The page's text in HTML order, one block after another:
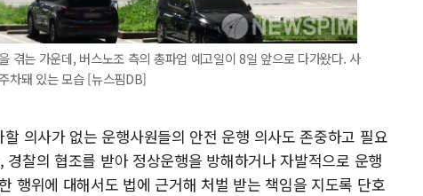
겪는 가운데, 버스노조 측의 총파업 예고일이 8일 앞으로 다가왔다. 사
차돼 있는 모습 [뉴스핌DB]
의사가 없는 운행사원들의 안전 운행 의사도 존중하고 필요
찰의 협조를 받아 정상운행을 방해하거나 자발적으로 운행
행위에 대해서도 법에 근거해 처벌 받는 책임을 지도록 단호